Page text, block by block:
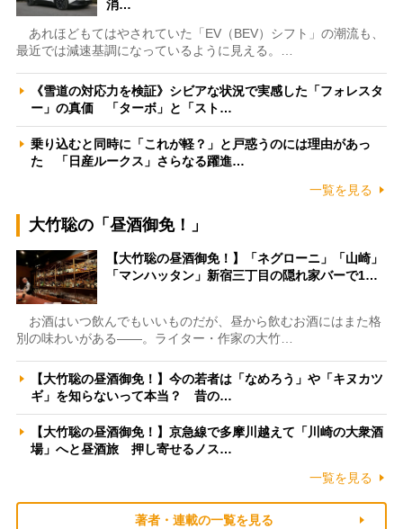
消…
あれほどもてはやされていた「EV（BEV）シフト」の潮流も、
最近では減速基調になっているように見える。…
《雪道の対応力を検証》シビアな状況で実感した「フォレスタ
ー」の真価 「ターボ」と「スト…
乗り込むと同時に「これが軽？」と戸惑うのには理由があっ
た 「日産ルークス」さらなる躍進…
一覧を見る
大竹聡の「昼酒御免！」
【大竹聡の昼酒御免！】「ネグローニ」「山崎」
「マンハッタン」新宿三丁目の隠れ家バーで1…
お酒はいつ飲んでもいいものだが、昼から飲むお酒にはまた格
別の味わいがある――。ライター・作家の大竹…
【大竹聡の昼酒御免！】今の若者は「なめろう」や「キヌカツ
ギ」を知らないって本当？ 昔の…
【大竹聡の昼酒御免！】京急線で多摩川越えて「川崎の大衆酒
場」へと昼酒旅 押し寄せるノス…
一覧を見る
著者・連載の一覧を見る